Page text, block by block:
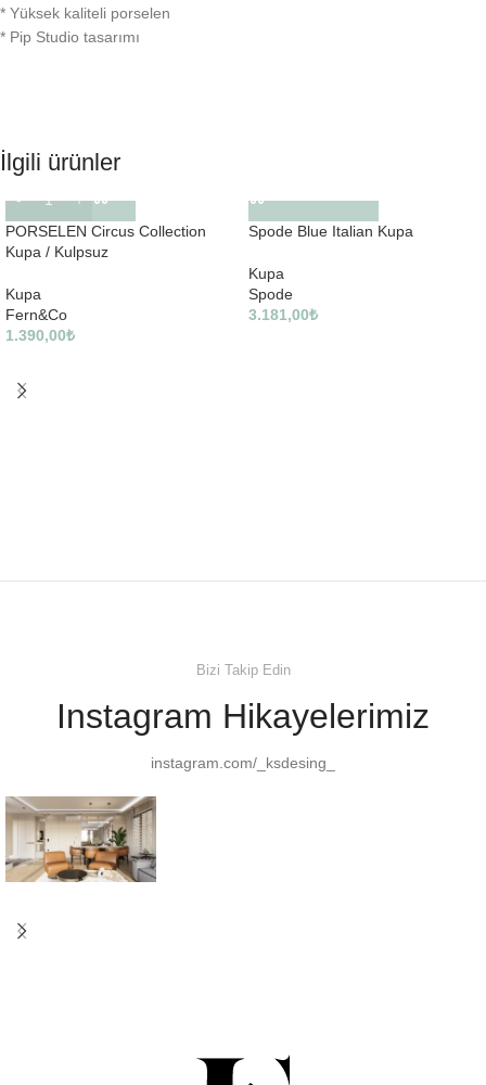
* Yüksek kaliteli porselen
* Pip Studio tasarımı
İlgili ürünler
PORSELEN Circus Collection
Kupa / Kulpsuz
Kupa
Fern&Co
1.390,00₺
Spode Blue Italian Kupa
Kupa
Spode
3.181,00₺
Bizi Takip Edin
Instagram Hikayelerimiz
instagram.com/_ksdesing_